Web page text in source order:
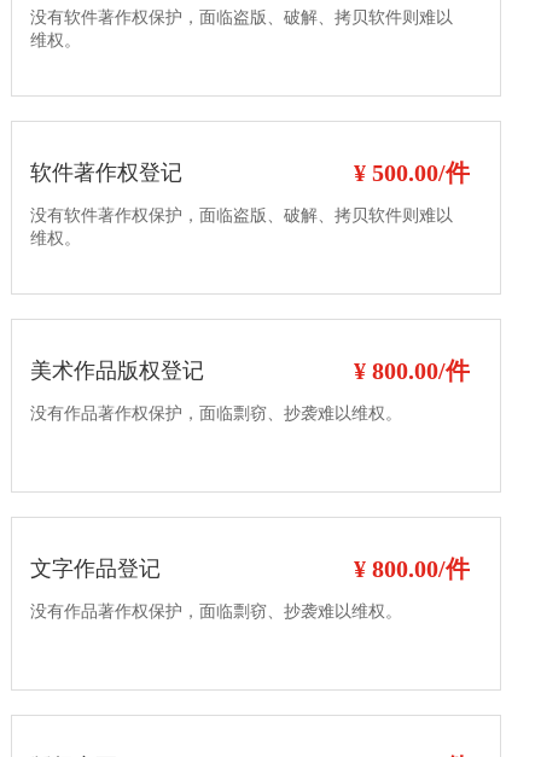
没有软件著作权保护，面临盗版、破解、拷贝软件则难以
维权。
软件著作权登记 ¥ 500.00/件
没有软件著作权保护，面临盗版、破解、拷贝软件则难以
维权。
美术作品版权登记 ¥ 800.00/件
没有作品著作权保护，面临剽窃、抄袭难以维权。
文字作品登记 ¥ 800.00/件
没有作品著作权保护，面临剽窃、抄袭难以维权。